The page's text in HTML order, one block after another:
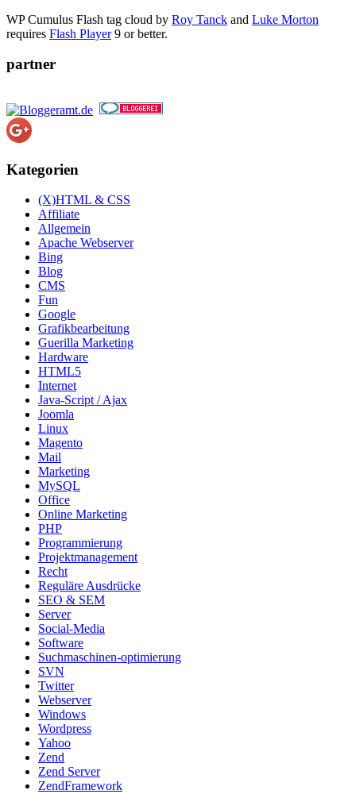
WP Cumulus Flash tag cloud by Roy Tanck and Luke Morton
requires Flash Player9 or better.
partner
Kategorien
(X)HTML & CSS
Affiliate
Allgemein
Apache Webserver
Bing
Blog
CMS
Fun
Google
Grafikbearbeitung
Guerilla Marketing
Hardware
HTML5
Internet
Java-Script / Ajax
Joomla
Linux
Magento
Mail
Marketing
MySQL
Office
Online Marketing
PHP
Programmierung
Projektmanagement
Recht
Reguläre Ausdrücke
SEO & SEM
Server
Social-Media
Software
Suchmaschinen-optimierung
SVN
Twitter
Webserver
Windows
Wordpress
Yahoo
Zend
Zend Server
ZendFramework